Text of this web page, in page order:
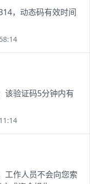
，动态码有效时间
该验证码5分钟内有
工作人员不会向您索